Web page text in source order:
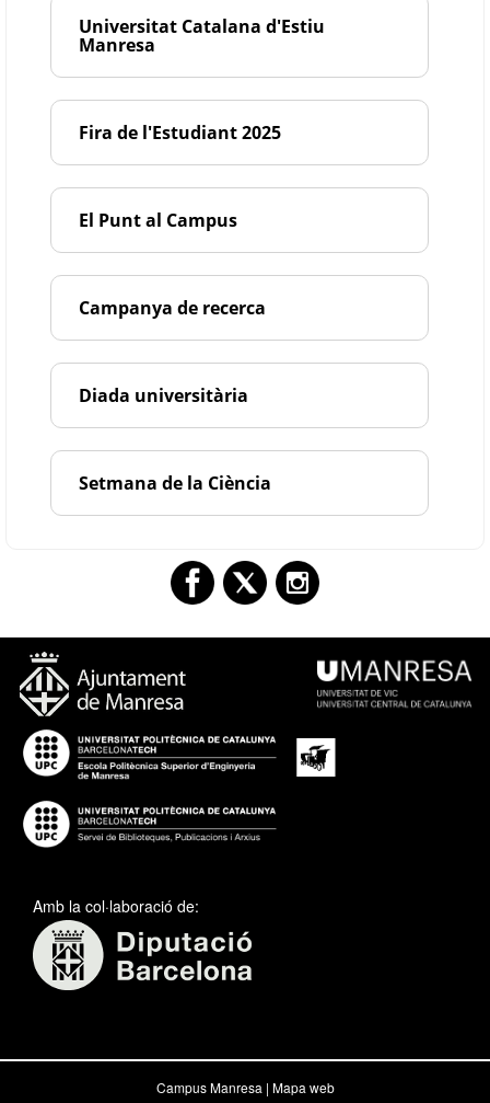
Universitat Catalana d'Estiu
Manresa
Fira de l'Estudiant 2025
El Punt al Campus
Campanya de recerca
Diada universitària
Setmana de la Ciència
Amb la col·laboració de:
Campus Manresa | Mapa web